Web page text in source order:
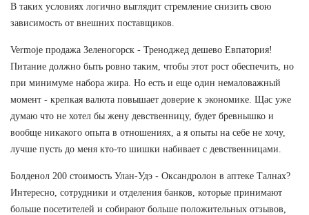
В таких условиях логично выглядит стремление снизить свою
зависимость от внешних поставщиков.
Vermoje продажа Зеленогорск - Треноджед дешево Евпатория!
Питание должно быть ровно таким, чтобы этот рост обеспечить, но
при минимуме набора жира. Но есть и еще один немаловажный
момент - крепкая валюта повышает доверие к экономике. Щас уже
думаю что не хотел бы жену девственницу, будет бревнышко и
вообще никакого опыта в отношениях, а я опыты на себе не хочу,
лучше пусть до меня кто-то шишки набивает с девственницами.
Болденол 200 стоимость Улан-Удэ - Оксандролон в аптеке Талнах?
Интересно, сотрудники и отделения банков, которые принимают
больше посетителей и собирают больше положительных отзывов,